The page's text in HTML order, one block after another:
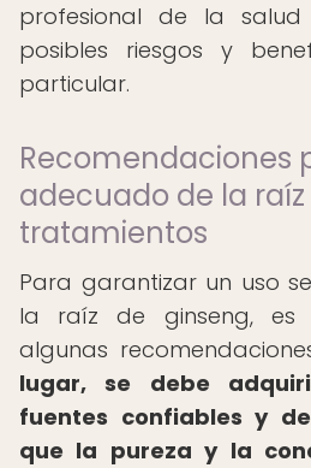
profesional de la
posibles riesgos y
particular.
Recomendaciones
adecuado de la
tratamientos
Para garantizar un uso
la raíz de ginseng, es
algunas
lugar, se debe
fuentes confiables y
que la pureza y la